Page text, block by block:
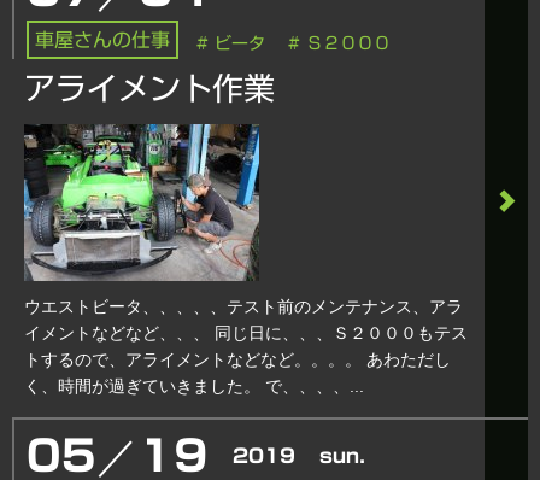
車屋さんの仕事 # ビータ # Ｓ２０００
アライメント作業
ウエストビータ、、、、、テスト前のメンテナンス、アラ
イメントなどなど、、、 同じ日に、、、Ｓ２０００もテス
トするので、アライメントなどなど。。。。 あわただし
く、時間が過ぎていきました。 で、、、、...
05 ／ 19 2019 sun.